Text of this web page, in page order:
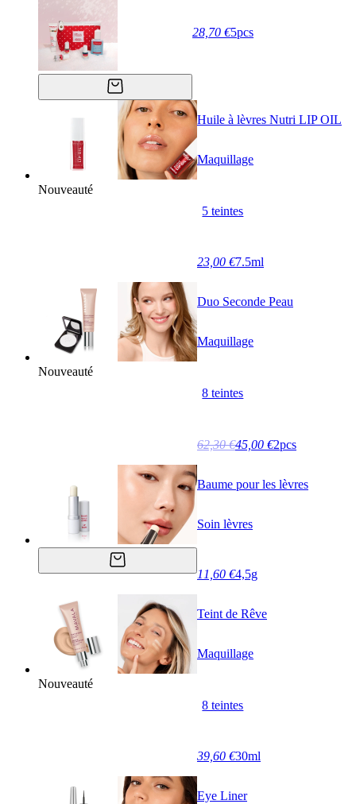
28,70 €5pcs
Nouveauté
Huile à lèvres Nutri LIP OIL
Maquillage
5 teintes
23,00 €7.5ml
Nouveauté
Duo Seconde Peau
Maquillage
8 teintes
62,30 €45,00 €2pcs
Baume pour les lèvres
Soin lèvres
11,60 €4,5g
Nouveauté
Teint de Rêve
Maquillage
8 teintes
39,60 €30ml
Eye Liner